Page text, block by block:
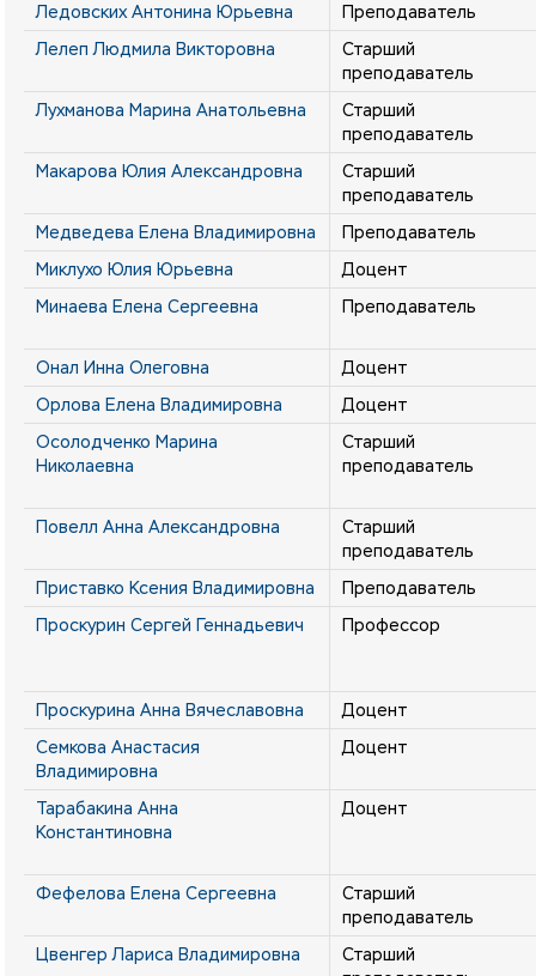
Ледовских Антонина Юрьевна
Преподаватель
Лелеп Людмила Викторовна
Старший
преподаватель
Лухманова Марина Анатольевна
Старший
преподаватель
Макарова Юлия Александровна
Старший
преподаватель
Медведева Елена Владимировна
Преподаватель
Миклухо Юлия Юрьевна
Доцент
Минаева Елена Сергеевна
Преподаватель
Онал Инна Олеговна
Доцент
Орлова Елена Владимировна
Доцент
Осолодченко Марина
Николаевна
Старший
преподаватель
Повелл Анна Александровна
Старший
преподаватель
Приставко Ксения Владимировна
Преподаватель
Проскурин Сергей Геннадьевич
Профессор
Проскурина Анна Вячеславовна
Доцент
Семкова Анастасия
Владимировна
Доцент
Тарабакина Анна
Константиновна
Доцент
Фефелова Елена Сергеевна
Старший
преподаватель
Цвенгер Лариса Владимировна
Старший